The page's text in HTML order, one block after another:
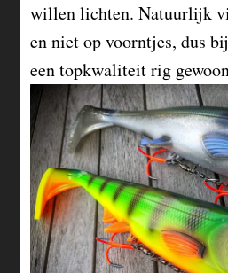
willen lichten. Natuurlijk
en niet op voorntjes, dus
een topkwaliteit rig